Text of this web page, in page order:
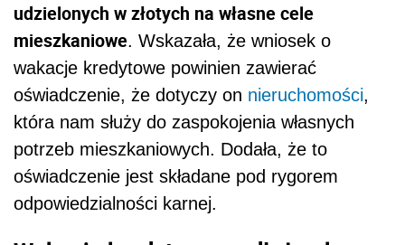
udzielonych w złotych na własne cele
mieszkaniowe. Wskazała, że wniosek o
wakacje kredytowe powinien zawierać
oświadczenie, że dotyczy on nieruchomości,
która nam służy do zaspokojenia własnych
potrzeb mieszkaniowych. Dodała, że to
oświadczenie jest składane pod rygorem
odpowiedzialności karnej.